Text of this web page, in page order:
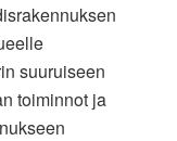
suuruiseen
toiminnot ja